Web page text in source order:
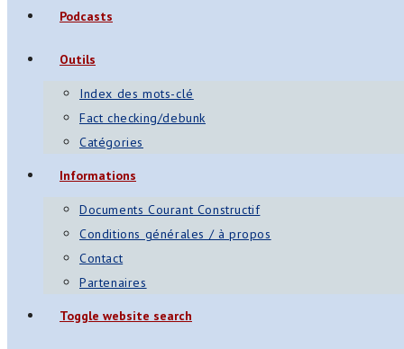
Podcasts
Outils
Index des mots-clé
Fact checking/debunk
Catégories
Informations
Documents Courant Constructif
Conditions générales / à propos
Contact
Partenaires
Toggle website search